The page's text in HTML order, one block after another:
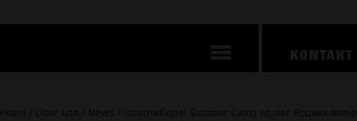
KONTAKT
Home / Über uns / News / International Summer Camp an der Popakademie